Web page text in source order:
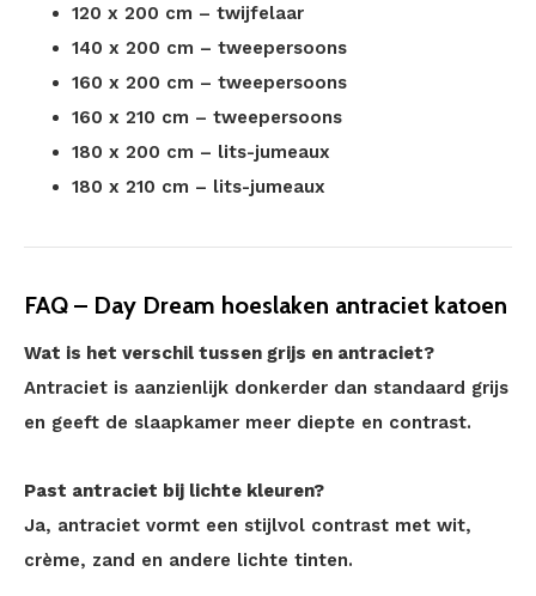
120 x 200 cm – twijfelaar
140 x 200 cm – tweepersoons
160 x 200 cm – tweepersoons
160 x 210 cm – tweepersoons
180 x 200 cm – lits-jumeaux
180 x 210 cm – lits-jumeaux
FAQ – Day Dream hoeslaken antraciet katoen
Wat is het verschil tussen grijs en antraciet?
Antraciet is aanzienlijk donkerder dan standaard grijs
en geeft de slaapkamer meer diepte en contrast.
Past antraciet bij lichte kleuren?
Ja, antraciet vormt een stijlvol contrast met wit,
crème, zand en andere lichte tinten.